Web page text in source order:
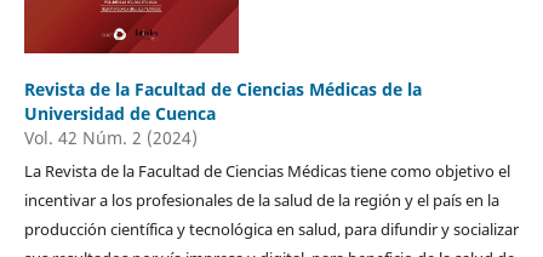
Revista de la Facultad de Ciencias Médicas de la
Universidad de Cuenca
Vol. 42 Núm. 2 (2024)
La Revista de la Facultad de Ciencias Médicas tiene como objetivo el
incentivar a los profesionales de la salud de la región y el país en la
producción científica y tecnológica en salud, para difundir y socializar